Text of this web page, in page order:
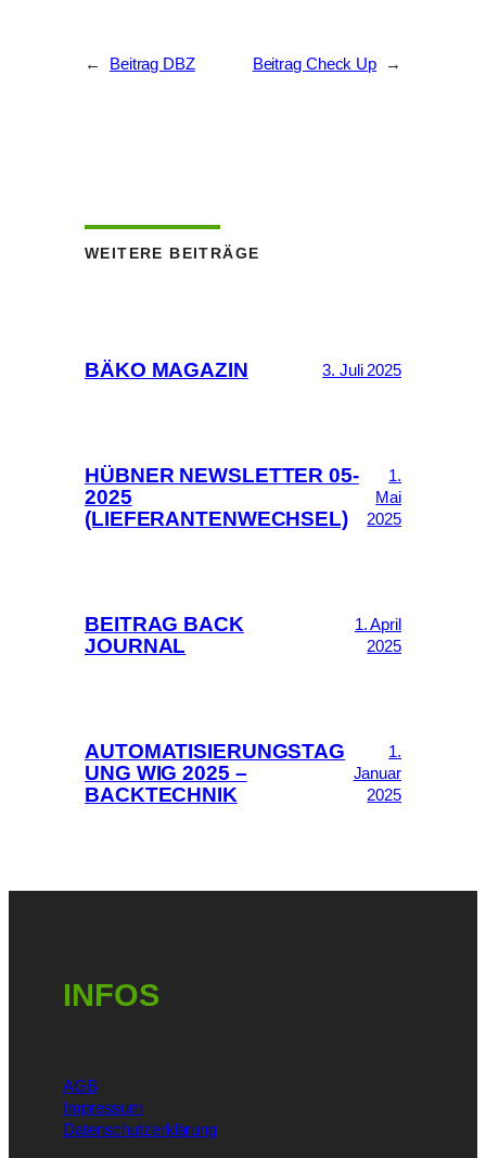
← Beitrag DBZ Beitrag Check Up →
WEITERE BEITRÄGE
BÄKO MAGAZIN 3. Juli 2025
HÜBNER NEWSLETTER 05-
2025
(LIEFERANTENWECHSEL)
1.
Mai
2025
BEITRAG BACK
JOURNAL
1. April
2025
AUTOMATISIERUNGSTAG
UNG WIG 2025 –
BACKTECHNIK
1.
Januar
2025
INFOS
AGB
Impressum
Datenschutzerklärung